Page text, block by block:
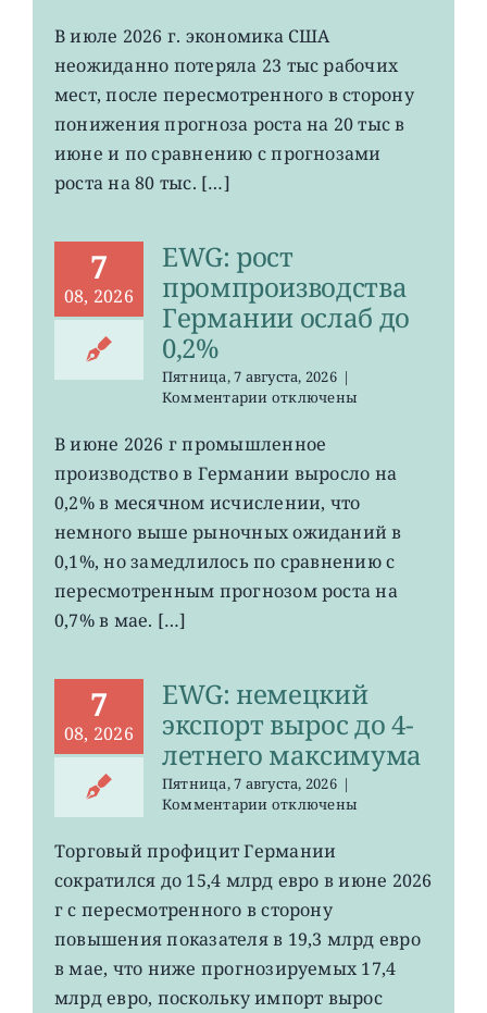
VOO:
рабочих
мест
США
неожиданно
В июле 2026 г. экономика США
неожиданно потеряла 23 тыс рабочих
мест, после пересмотренного в сторону
понижения прогноза роста на 20 тыс в
июне и по сравнению с прогнозами
роста на 80 тыс. […]
7
08, 2026
EWG: рост
промпроизводства
Германии ослаб до
0,2%
Пятница, 7 августа, 2026 |
Комментариик
EWG:
рост
промпроизводства
Германии
до
0,2%
отключены
В июне 2026 г промышленное
производство в Германии выросло на
0,2% в месячном исчислении, что
немного выше рыночных ожиданий в
0,1%, но замедлилось по сравнению с
пересмотренным прогнозом роста на
0,7% в мае. […]
7
08, 2026
EWG: немецкий
экспорт вырос до 4-
летнего максимума
Пятница, 7 августа, 2026 |
Комментариик
EWG:
немецкий
экспорт
вырос
4-
летнего
отключены
Торговый профицит Германии
сократился до 15,4 млрд евро в июне 2026
г с пересмотренного в сторону
повышения показателя в 19,3 млрд евро
в мае, что ниже прогнозируемых 17,4
млрд евро, поскольку импорт вырос